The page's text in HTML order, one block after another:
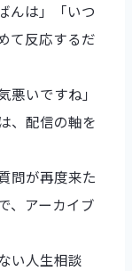
んは」「いつ
て反応するだ
悪いですね」
、配信の軸を
問が再度来た
、アーカイブ
い人生相談